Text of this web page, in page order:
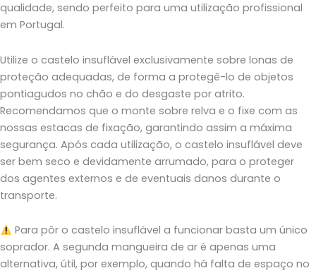
qualidade, sendo perfeito para uma utilização profissional
em Portugal.
Utilize o castelo insuflável exclusivamente sobre lonas de
proteção adequadas, de forma a protegê-lo de objetos
pontiagudos no chão e do desgaste por atrito.
Recomendamos que o monte sobre relva e o fixe com as
nossas estacas de fixação, garantindo assim a máxima
segurança. Após cada utilização, o castelo insuflável deve
ser bem seco e devidamente arrumado, para o proteger
dos agentes externos e de eventuais danos durante o
transporte.
Para pôr o castelo insuflável a funcionar basta um único
soprador. A segunda mangueira de ar é apenas uma
alternativa, útil, por exemplo, quando há falta de espaço no